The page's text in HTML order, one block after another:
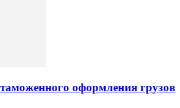
оформления грузов